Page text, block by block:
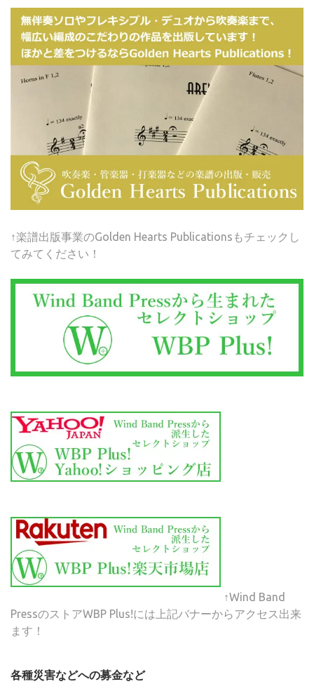
↑楽譜出版事業のGolden Hearts Publicationsもチェックし
てみてください！
↑Wind Band
PressのストアWBP Plus!には上記バナーからアクセス出来
ます！
各種災害などへの募金など